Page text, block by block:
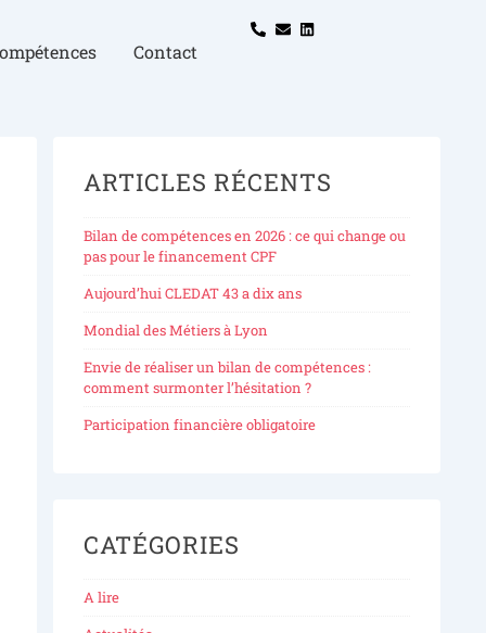
Contact
ARTICLES RÉCENTS
Bilan de compétences en 2026 : ce qui change ou
pas pour le financement CPF
Aujourd’hui CLEDAT 43 a dix ans
Mondial des Métiers à Lyon
Envie de réaliser un bilan de compétences :
comment surmonter l’hésitation ?
Participation financière obligatoire
CATÉGORIES
A lire